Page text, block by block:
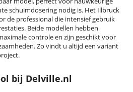
schuimdosering nodig is. Het Illbruck
de professional die intensief gebruik
Beide modellen hebben
controle en zijn geschikt voor
Zo vindt u altijd een variant
.
bij Delville.nl